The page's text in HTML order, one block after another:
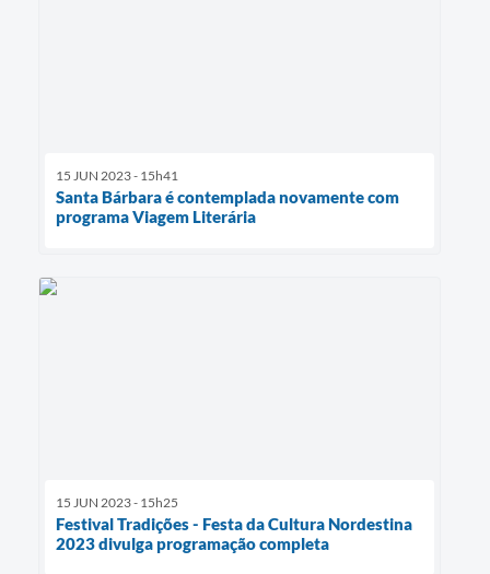
15 JUN 2023 - 15h41
Santa Bárbara é contemplada novamente com
programa Viagem Literária
15 JUN 2023 - 15h25
Festival Tradições - Festa da Cultura Nordestina
2023 divulga programação completa